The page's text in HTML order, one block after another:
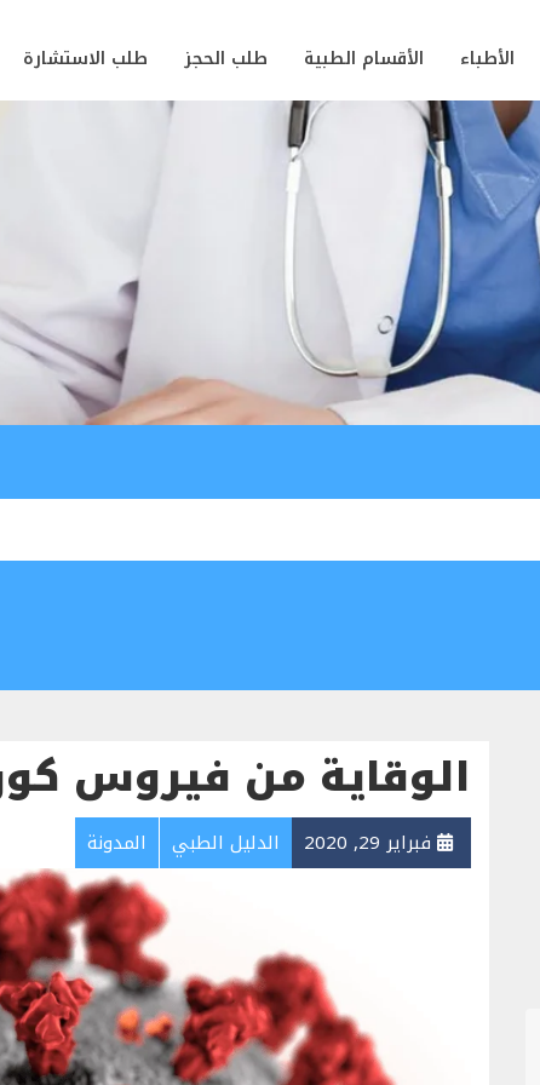
الأطباء الأقسام الطبية طلب الحجز طلب الاستشارة
الوقاية من فيروس
فبراير 29, 2020 الدليل الطبي المدونة